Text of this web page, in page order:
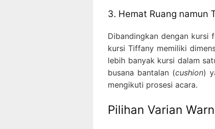
3. Hemat Ruang namun
Dibandingkan dengan kursi
kursi Tiffany memiliki
lebih banyak kursi dalam
busana bantalan (cushion)
mengikuti prosesi acara.
Pilihan Varian